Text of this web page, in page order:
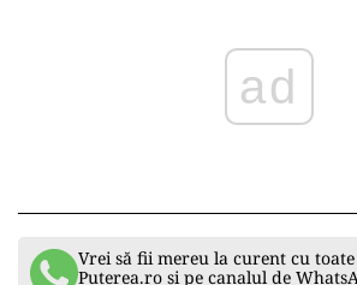
ad
Vrei să fii mereu la curent cu
Puterea.ro și pe canalul de